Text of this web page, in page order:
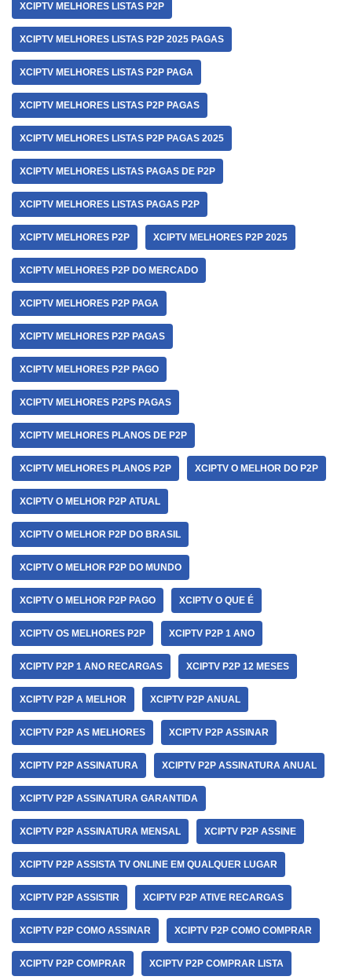
XCIPTV MELHORES LISTAS P2P
XCIPTV MELHORES LISTAS P2P 2025 PAGAS
XCIPTV MELHORES LISTAS P2P PAGA
XCIPTV MELHORES LISTAS P2P PAGAS
XCIPTV MELHORES LISTAS P2P PAGAS 2025
XCIPTV MELHORES LISTAS PAGAS DE P2P
XCIPTV MELHORES LISTAS PAGAS P2P
XCIPTV MELHORES P2P XCIPTV MELHORES P2P 2025
XCIPTV MELHORES P2P DO MERCADO
XCIPTV MELHORES P2P PAGA
XCIPTV MELHORES P2P PAGAS
XCIPTV MELHORES P2P PAGO
XCIPTV MELHORES P2PS PAGAS
XCIPTV MELHORES PLANOS DE P2P
XCIPTV MELHORES PLANOS P2P XCIPTV O MELHOR DO P2P
XCIPTV O MELHOR P2P ATUAL
XCIPTV O MELHOR P2P DO BRASIL
XCIPTV O MELHOR P2P DO MUNDO
XCIPTV O MELHOR P2P PAGO XCIPTV O QUE É
XCIPTV OS MELHORES P2P XCIPTV P2P 1 ANO
XCIPTV P2P 1 ANO RECARGAS XCIPTV P2P 12 MESES
XCIPTV P2P A MELHOR XCIPTV P2P ANUAL
XCIPTV P2P AS MELHORES XCIPTV P2P ASSINAR
XCIPTV P2P ASSINATURA XCIPTV P2P ASSINATURA ANUAL
XCIPTV P2P ASSINATURA GARANTIDA
XCIPTV P2P ASSINATURA MENSAL XCIPTV P2P ASSINE
XCIPTV P2P ASSISTA TV ONLINE EM QUALQUER LUGAR
XCIPTV P2P ASSISTIR XCIPTV P2P ATIVE RECARGAS
XCIPTV P2P COMO ASSINAR XCIPTV P2P COMO COMPRAR
XCIPTV P2P COMPRAR XCIPTV P2P COMPRAR LISTA